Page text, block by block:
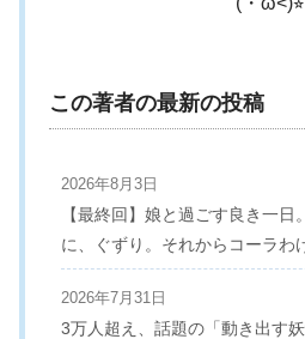
この著者の最新の投稿
2026年8月3日
【最終回】娘と過ごす良き一
に、ぐずり。それからコーラわ
2026年7月31日
3万人超え、話題の「動き出す